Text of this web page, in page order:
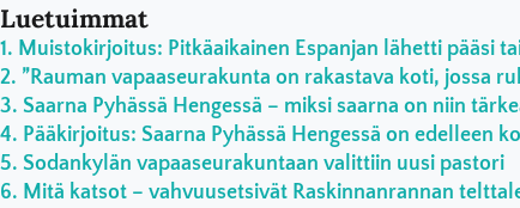
Luetuimmat
Muistokirjoitus: Pitkäaikainen Espanjan lähetti pääsi
”Rauman vapaaseurakunta on rakastava koti, jossa
Saarna Pyhässä Hengessä – miksi saarna on niin
Pääkirjoitus: Saarna Pyhässä Hengessä on edelleen
Sodankylän vapaaseurakuntaan valittiin uusi pastori
Mitä katsot – vahvuusetsivät Raskinnanrannan